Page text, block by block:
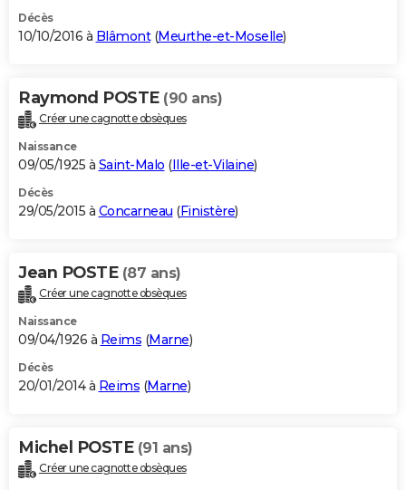
Décès
10/10/2016 à Blâmont(Meurthe-et-Moselle)
Raymond POSTE (90 ans)
Créer une cagnotte obsèques
Naissance
09/05/1925 à Saint-Malo (Ille-et-Vilaine)
Décès
29/05/2015 à Concarneau (Finistère)
Jean POSTE (87 ans)
Créer une cagnotte obsèques
Naissance
09/04/1926 à Reims (Marne)
Décès
20/01/2014 à Reims (Marne)
Michel POSTE (91 ans)
Créer une cagnotte obsèques